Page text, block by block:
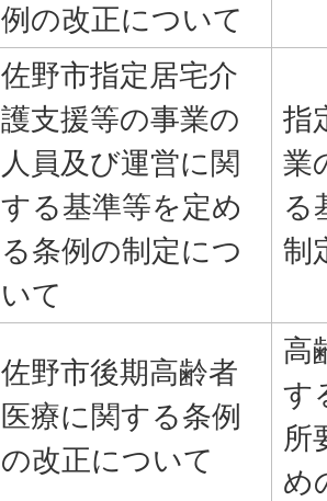
例の改正について
佐野市指定居宅介
護支援等の事業の
人員及び運営に関
する基準等を定め
る条例の制定につ
いて
指
業
る
制
佐野市後期高齢者
医療に関する条例
の改正について
高
す
所
め